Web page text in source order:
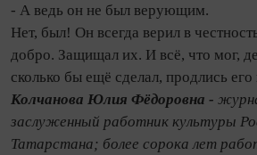
- А ведь он не был верующим.
Нет, был! Он всегда верил в
добро. Защищал их. И всё, что мог,
сколько бы ещё сделал, продлись его
Колчанова Юлия Фёдоровна -
заслуженный работник культуры
Татарстана; более сорока лет